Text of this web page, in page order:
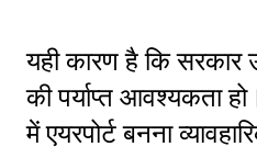
यही कारण है कि सरकार
की पर्याप्त आवश्यकता
में एयरपोर्ट बनना